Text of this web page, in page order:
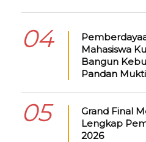
04
Mahasiswa
Bangun
Pandan Mukti
05
Grand Final
Lengkap
2026